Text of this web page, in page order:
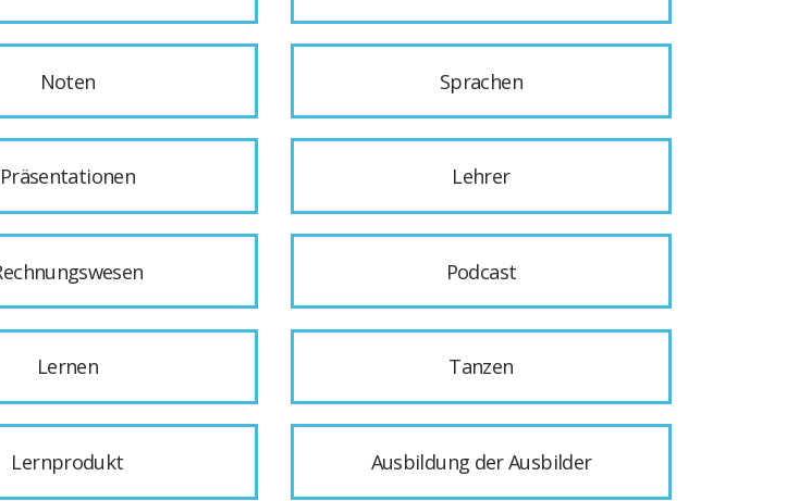
Noten Sprachen
Präsentationen Lehrer
Podcast
Lernen Tanzen
Lernprodukt Ausbildung der Ausbilder